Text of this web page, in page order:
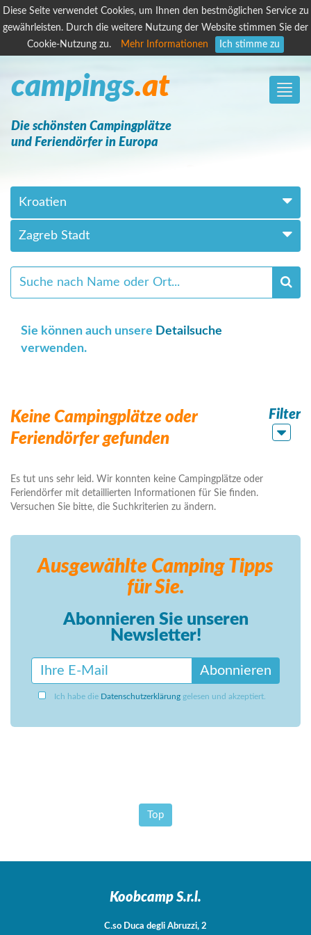
Diese Seite verwendet Cookies, um Ihnen den bestmöglichen Service zu
gewährleisten. Durch die weitere Nutzung der Website stimmen Sie der
Cookie-Nutzung zu.
Mehr Informationen Ich stimme zu
Toggle
campings.at
Die schönsten Campingplätze
und Feriendörfer in Europa
Kroatien
Zagreb Stadt
Sie können auch unsere Detailsuche
verwenden.
Keine Campingplätze oder
Feriendörfer gefunden
Filter
Es tut uns sehr leid. Wir konnten keine Campingplätze oder
Feriendörfer mit detaillierten Informationen für Sie finden.
Versuchen Sie bitte, die Suchkriterien zu ändern.
Ausgewählte Camping Tipps
für Sie.
Abonnieren Sie unseren
Newsletter!
Abonnieren
Ich habe die Datenschutzerklärung gelesen und akzeptiert.
Top
Koobcamp S.r.l.
C.so Duca degli Abruzzi, 2